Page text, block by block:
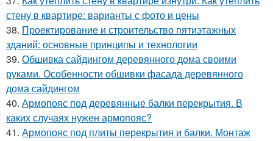
стену в квартире: варианты с фото и цены
38. Проектирование и строительство пятиэтажных
зданий: основные принципы и технологии
39. Обшивка сайдингом деревянного дома своими
руками. Особенности обшивки фасада деревянного
дома сайдингом
40. Армопояс под деревянные балки перекрытия. В
каких случаях нужен армопояс?
41. Армопояс под плиты перекрытия и балки. Монтаж